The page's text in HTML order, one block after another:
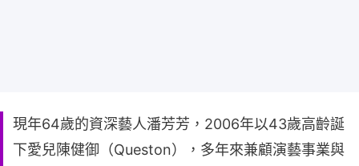
現年64歲的資深藝人潘芳芳，2006年以43歲高齡誕
下愛兒陳健御（Queston），多年來兼顧演藝事業與